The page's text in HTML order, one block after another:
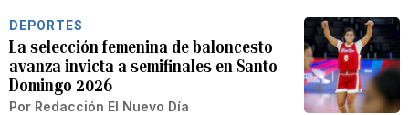
DEPORTES
La selección femenina de baloncesto
avanza invicta a semifinales en Santo
Domingo 2026
Por Redacción El Nuevo Día